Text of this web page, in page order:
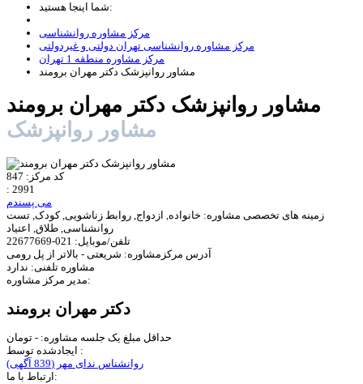
شما اینجا هستید:
مرکز مشاوره روانشناسی
مرکز مشاوره روانشناسی تهران دولتی و غیردولتی
مرکز مشاوره منطقه 1 تهران
مشاور روانپزشک دکتر مهران برومند
مشاور روانپزشک دکتر مهران برومند
مشاور روانپزشک
کد مرکز: 847
: 2991
می پسندم
زمینه های تخصصی مشاوره: خانواده, ازدواج, روابط زناشویی, کودک, تست
روانشناسی, طلاق, اعتیاد
تلفن/موبایل: 021-22677669
آدرس مرکزمشاوره: شریعتی - بالاتر از پل رومی
مشاوره تلفنی: ندارد
مدیر مرکز مشاوره:
دکتر مهران برومند
حداقل مبلغ یک جلسه مشاوره: - تومان
ایجادشده توسط :
روانشناس ندای مهر (839 آگهی)
ارتباط با ما: